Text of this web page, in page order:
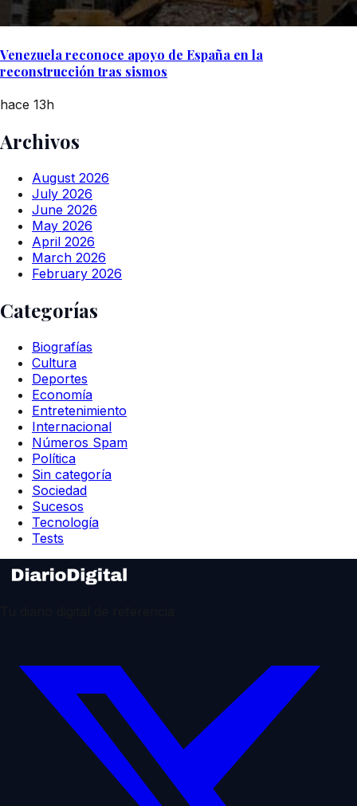
Venezuela reconoce apoyo de España en la
reconstrucción tras sismos
hace 13h
Archivos
August 2026
July 2026
June 2026
May 2026
April 2026
March 2026
February 2026
Categorías
Biografías
Cultura
Deportes
Economía
Entretenimiento
Internacional
Números Spam
Política
Sin categoría
Sociedad
Sucesos
Tecnología
Tests